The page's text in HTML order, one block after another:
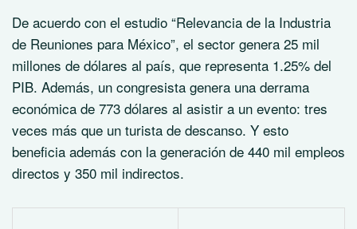
De acuerdo con el estudio “Relevancia de la Industria
de Reuniones para México”, el sector genera 25 mil
millones de dólares al país, que representa 1.25% del
PIB. Además, un congresista genera una derrama
económica de 773 dólares al asistir a un evento: tres
veces más que un turista de descanso. Y esto
beneficia además con la generación de 440 mil empleos
directos y 350 mil indirectos.